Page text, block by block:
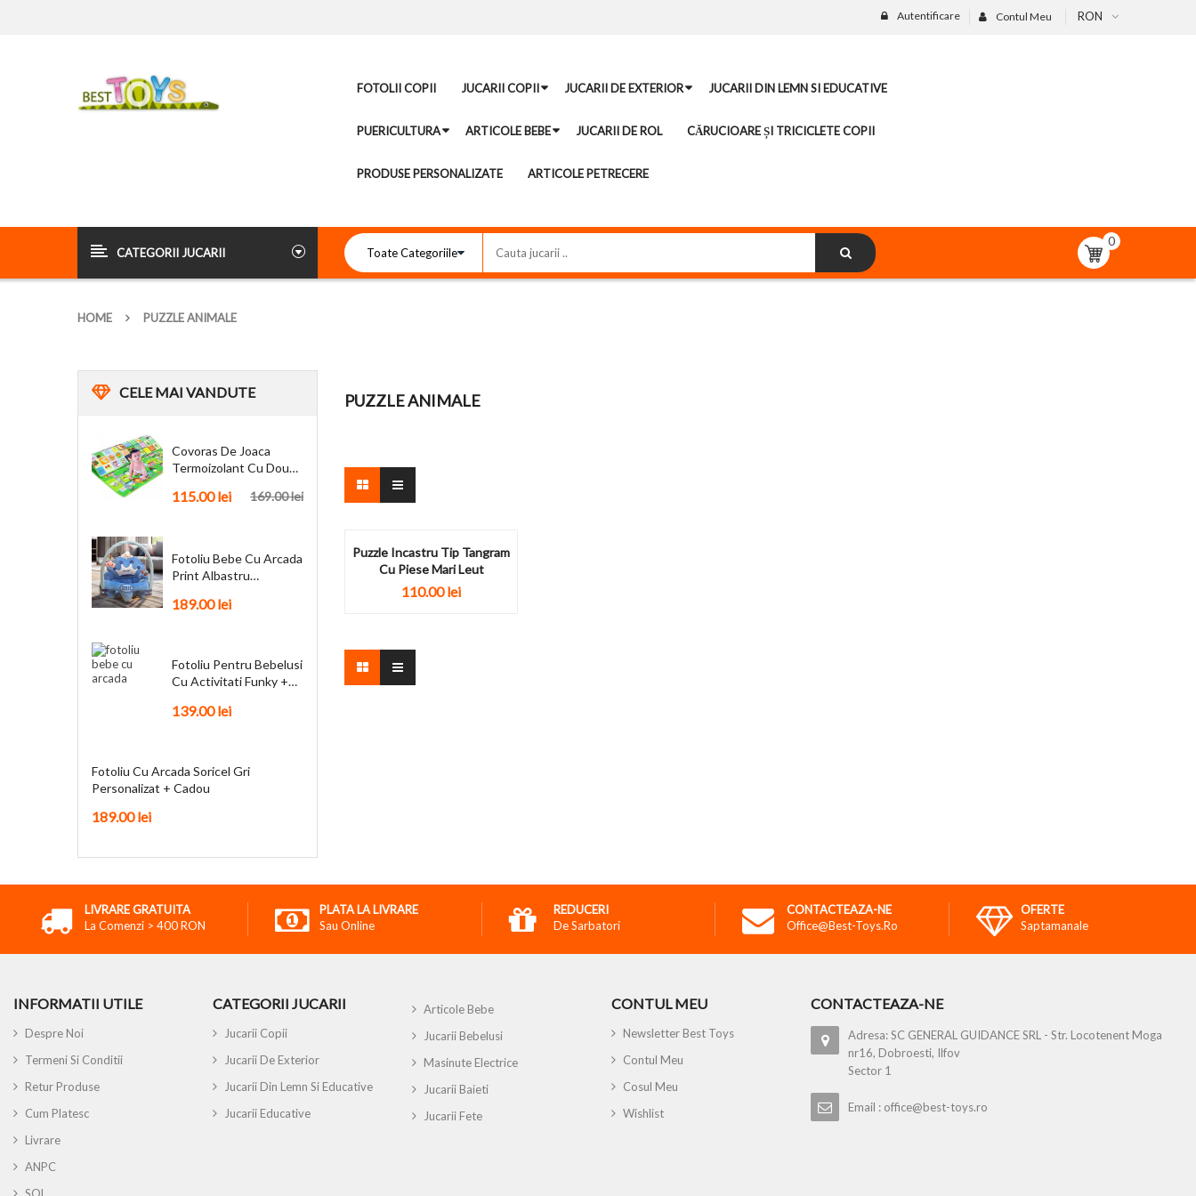
RON
Contul Meu
Autentificare
FOTOLII COPII JUCARII COPII JUCARII DE EXTERIOR JUCARII DIN LEMN SI EDUCATIVE
PUERICULTURA ARTICOLE BEBE JUCARII DE ROL CĂRUCIOARE ȘI TRICICLETE COPII
PRODUSE PERSONALIZATE ARTICOLE PETRECERE
CATEGORII JUCARII
0
HOME PUZZLE ANIMALE
CELEMAI VANDUTE
Covoras De Joaca
Termoizolant Cu Doua
169.00lei
115.00lei
Fotoliu Bebe Cu Arcada
Print Albastru
189.00lei
Fotoliu Pentru Bebelusi
Cu Activitati Funky +
139.00lei
Fotoliu Cu Arcada Soricel Gri
Personalizat + Cadou
189.00lei
PUZZLE ANIMALE
Puzzle Incastru Tip Tangram
Cu Piese Mari Leut
110.00lei
LIVRARE GRATUITA
La Comenzi > 400 RON
PLATA LA LIVRARE
Sau Online
REDUCERI
De Sarbatori
CONTACTEAZA-NE
Office@best-Toys.ro
OFERTE
Saptamanale
INFORMATII UTILE
Despre Noi
Termeni Si Conditii
Retur Produse
Cum Platesc
Livrare
ANPC
SOL
CATEGORII JUCARII
Jucarii Copii
Jucarii De Exterior
Jucarii Din Lemn Si Educative
Jucarii Educative
Articole Bebe
Jucarii Bebelusi
Masinute Electrice
Jucarii Baieti
Jucarii Fete
CONTUL MEU
Newsletter Best Toys
Contul Meu
Cosul Meu
Wishlist
CONTACTEAZA-NE
Adresa: SC GENERAL GUIDANCE SRL - Str. Locotenent Moga
nr16, Dobroesti, Ilfov
Sector 1
Email : office@best-toys.ro